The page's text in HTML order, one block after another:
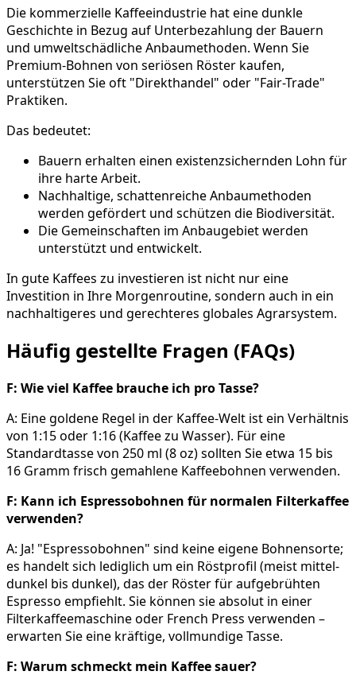
Die kommerzielle Kaffeeindustrie hat eine dunkle
Geschichte in Bezug auf Unterbezahlung der Bauern
und umweltschädliche Anbaumethoden. Wenn Sie
Premium-Bohnen von seriösen Röster kaufen,
unterstützen Sie oft "Direkthandel" oder "Fair-Trade"
Praktiken.
Das bedeutet:
Bauern erhalten einen existenzsichernden Lohn für
ihre harte Arbeit.
Nachhaltige, schattenreiche Anbaumethoden
werden gefördert und schützen die Biodiversität.
Die Gemeinschaften im Anbaugebiet werden
unterstützt und entwickelt.
In gute Kaffees zu investieren ist nicht nur eine
Investition in Ihre Morgenroutine, sondern auch in ein
nachhaltigeres und gerechteres globales Agrarsystem.
Häufig gestellte Fragen (FAQs)
F: Wie viel Kaffee brauche ich pro Tasse?
A: Eine goldene Regel in der Kaffee-Welt ist ein Verhältnis
von 1:15 oder 1:16 (Kaffee zu Wasser). Für eine
Standardtasse von 250 ml (8 oz) sollten Sie etwa 15 bis
16 Gramm frisch gemahlene Kaffeebohnen verwenden.
F: Kann ich Espressobohnen für normalen Filterkaffee
verwenden?
A: Ja! "Espressobohnen" sind keine eigene Bohnensorte;
es handelt sich lediglich um ein Röstprofil (meist mittel-
dunkel bis dunkel), das der Röster für aufgebrühten
Espresso empfiehlt. Sie können sie absolut in einer
Filterkaffeemaschine oder French Press verwenden –
erwarten Sie eine kräftige, vollmundige Tasse.
F: Warum schmeckt mein Kaffee sauer?